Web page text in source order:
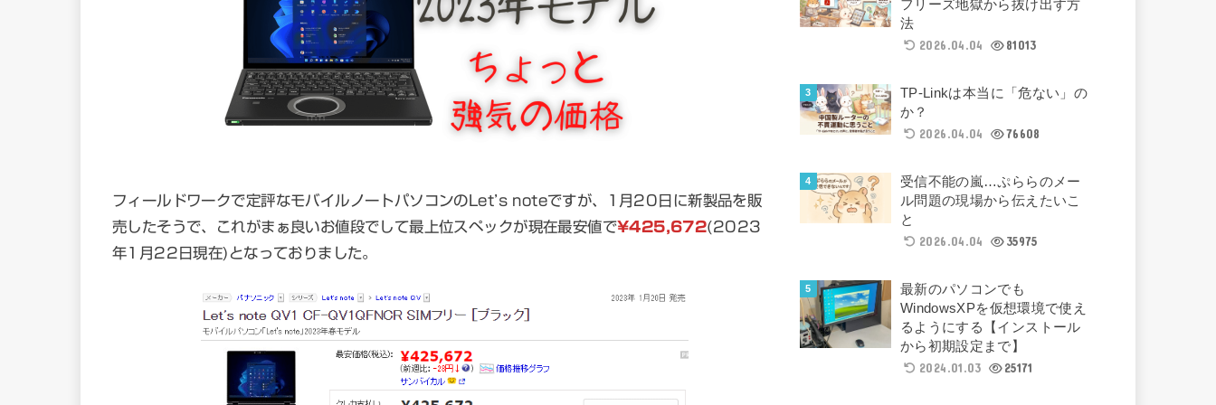
フィールドワークで定評なモバイルノートパソコンのLet’s noteですが、1月20日に新製品を販
売したそうで、これがまぁ良いお値段でして最上位スペックが現在最安値で¥425,672(2023
年1月22日現在)となっておりました。
フリーズ地獄から抜け出す方
法
2026.04.04
81013
TP-Linkは本当に「危ない」の
か？
2026.04.04
76608
受信不能の嵐…ぷららのメー
ル問題の現場から伝えたいこ
と
2026.04.04
35975
最新のパソコンでも
WindowsXPを仮想環境で使え
るようにする【インストール
から初期設定まで】
2024.01.03
25171